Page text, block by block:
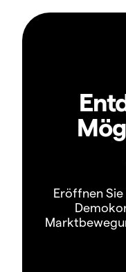
Eröffnen